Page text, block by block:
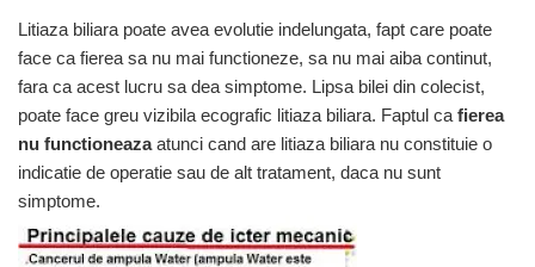
Litiaza biliara poate avea evolutie indelungata, fapt care poate
face ca fierea sa nu mai functioneze, sa nu mai aiba continut,
fara ca acest lucru sa dea simptome. Lipsa bilei din colecist,
poate face greu vizibila ecografic litiaza biliara. Faptul cafierea
nu functioneazaatunci cand are litiaza biliara nu constituie o
indicatie de operatie sau de alt tratament, daca nu sunt
simptome.